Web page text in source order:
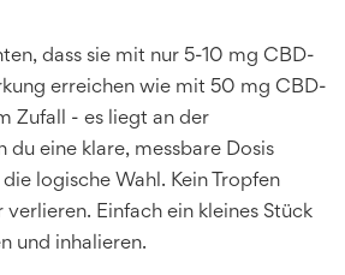
dass sie mit nur 5-10 mg CBD-
erreichen wie mit 50 mg CBD-
Zufall - es liegt an der
du eine klare, messbare Dosis
logische Wahl. Kein Tropfen
verlieren. Einfach ein kleines Stück
und inhalieren.